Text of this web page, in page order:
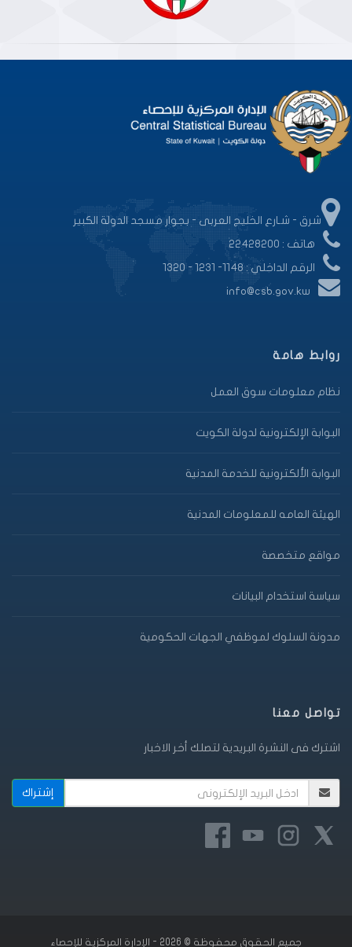
شرق - شـارع الخليج العربى - بجوار مسجد الدولة الكبير
هاتف : 22428200
الرقم الداخلي : 1148- 1231 - 1320
info@csb.gov.kw
روابط هامة
نظام معلومات سوق العمل
البوابة الإلكترونية لدولة الكويت
البوابة الألكترونية للخدمة المدنية
الهيئة العامه للمعلومات المدنية
مواقع متخصصة
سياسة استخدام البيانات
مدونة السلوك لموظفي الجهات الحكومية
تواصل معنا
اشترك فى النشرة البريدية لتصلك أخر الاخبار
جميع الحقوق محفوظة © 2026 - الإدارة المركزية للإحصاء